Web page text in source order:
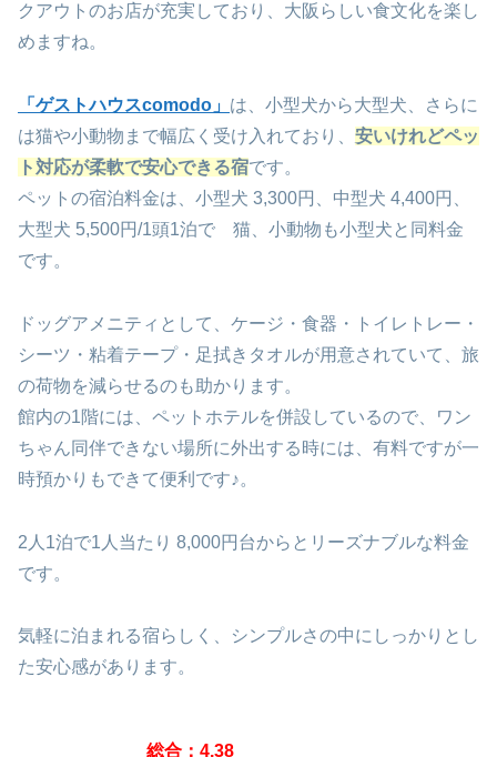
クアウトのお店が充実しており、大阪らしい食文化を楽し
めますね。
「ゲストハウスcomodo」 は、小型犬から大型犬、さらに
は猫や小動物まで幅広く受け入れており、 安いけれどペッ
ト対応が柔軟で安心できる宿です。
ペットの宿泊料金は、小型犬 3,300円、中型犬 4,400円、
大型犬 5,500円/1頭1泊で 猫、小動物も小型犬と同料金
です。
ドッグアメニティとして、ケージ・食器・トイレトレー・
シーツ・粘着テープ・足拭きタオルが用意されていて、旅
の荷物を減らせるのも助かります。
館内の1階には、ペットホテルを併設しているので、ワン
ちゃん同伴できない場所に外出する時には、有料ですが一
時預かりもできて便利です♪。
2人1泊で1人当たり 8,000円台からとリーズナブルな料金
です。
気軽に泊まれる宿らしく、シンプルさの中にしっかりとし
た安心感があります。
総合：4.38